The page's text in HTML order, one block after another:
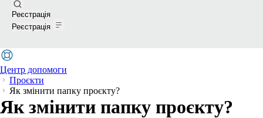
Реєстрація
Реєстрація
Центр допомоги
Проєкти
Як змінити папку проєкту?
Як змінити папку проєкту?